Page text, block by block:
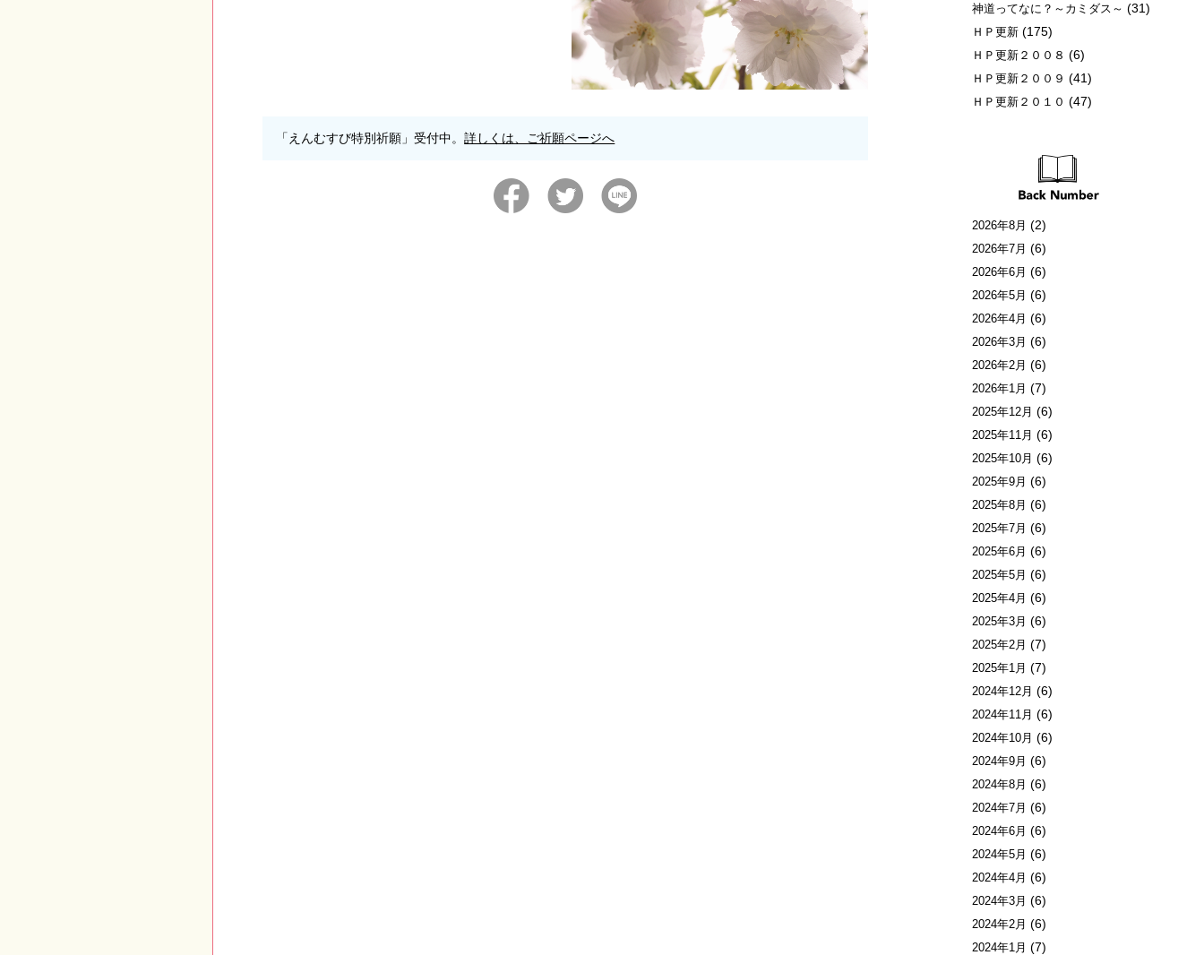
「えんむすび特別祈願」受付中。詳しくは、ご祈願ページへ
神道ってなに？～カミダス～ (31)
ＨＰ更新(175)
ＨＰ更新２００８ (6)
ＨＰ更新２００９ (41)
ＨＰ更新２０１０ (47)
2026年8月 (2)
2026年7月 (6)
2026年6月 (6)
2026年5月 (6)
2026年4月 (6)
2026年3月 (6)
2026年2月 (6)
2026年1月 (7)
2025年12月 (6)
2025年11月 (6)
2025年10月 (6)
2025年9月 (6)
2025年8月 (6)
2025年7月 (6)
2025年6月 (6)
2025年5月 (6)
2025年4月 (6)
2025年3月 (6)
2025年2月 (7)
2025年1月 (7)
2024年12月 (6)
2024年11月 (6)
2024年10月 (6)
2024年9月 (6)
2024年8月 (6)
2024年7月 (6)
2024年6月 (6)
2024年5月 (6)
2024年4月 (6)
2024年3月 (6)
2024年2月 (6)
2024年1月 (7)